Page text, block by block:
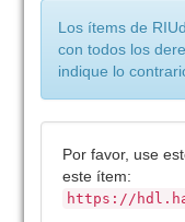
Los ítems de
con todos los
indique lo
Por favor, use
este ítem:
https://